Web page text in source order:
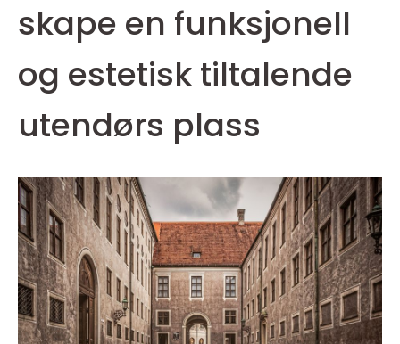
skape en funksjonell
og estetisk tiltalende
utendørs plass